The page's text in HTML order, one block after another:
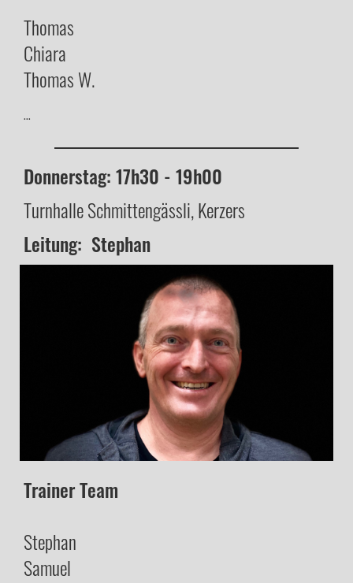
Thomas
Chiara
Thomas W.
...
Donnerstag: 17h30 - 19h00
Turnhalle Schmittengässli, Kerzers
Leitung: Stephan
Trainer Team
Stephan
Samuel